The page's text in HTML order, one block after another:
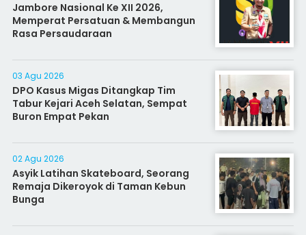
Jambore Nasional Ke XII 2026,
Memperat Persatuan & Membangun
Rasa Persaudaraan
03 Agu 2026
DPO Kasus Migas Ditangkap Tim
Tabur Kejari Aceh Selatan, Sempat
Buron Empat Pekan
02 Agu 2026
Asyik Latihan Skateboard, Seorang
Remaja Dikeroyok di Taman Kebun
Bunga